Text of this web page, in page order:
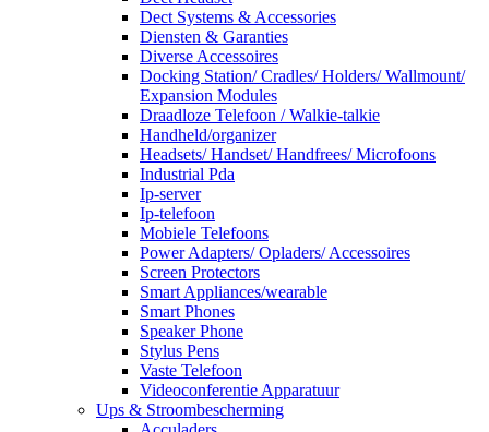
Dect Systems & Accessories
Diensten & Garanties
Diverse Accessoires
Docking Station/ Cradles/ Holders/ Wallmount/
Expansion Modules
Draadloze Telefoon / Walkie-talkie
Handheld/organizer
Headsets/ Handset/ Handfrees/ Microfoons
Industrial Pda
Ip-server
Ip-telefoon
Mobiele Telefoons
Power Adapters/ Opladers/ Accessoires
Screen Protectors
Smart Appliances/wearable
Smart Phones
Speaker Phone
Stylus Pens
Vaste Telefoon
Videoconferentie Apparatuur
Ups & Stroombescherming